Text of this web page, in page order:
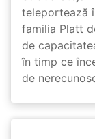
teleportează
familia Platt
de
în timp ce
de